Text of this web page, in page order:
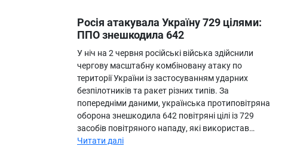
Про нас
Росія атакувала Україну 729 цілями:
ППО знешкодила 642
У ніч на 2 червня російські війська здійснили
чергову масштабну комбіновану атаку по
території України із застосуванням ударних
безпілотників та ракет різних типів. За
попередніми даними, українська протиповітряна
оборона знешкодила 642 повітряні цілі із 729
засобів повітряного нападу, які використав…
Читати далі